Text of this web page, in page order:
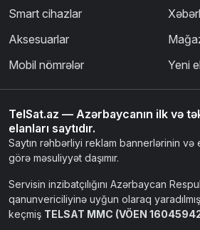
Smart cihazlar
Aksesuarlar
Mobil nömrələr
Yeni
TelSat.az — Azərbaycanın ilk və
elanları saytıdır.
Saytın rəhbərliyi reklam bannerlərinin və
görə məsuliyyət daşımır.
Servisin inzibatçılığını Azərbaycan
qanunvericiliyinə uyğun olaraq
keçmiş TELSAT MMC (VÖEN